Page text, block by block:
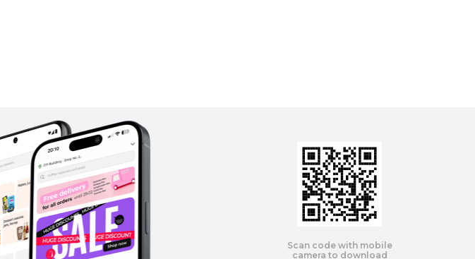
Scan code with mobile
camera to download